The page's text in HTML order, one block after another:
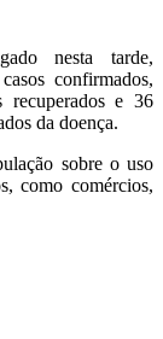
nesta tarde,
confirmados,
recuperados e 36
da doença.
sobre o uso
como comércios,